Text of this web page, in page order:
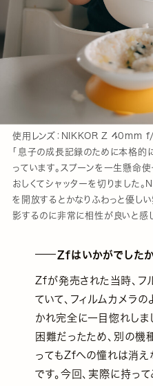
使用レンズ：NIKKOR Z 40mm f/
「息子の成長記録のために本格的
っています。スプーンを一生懸命
おしくてシャッターを切りました
を開放するとかなりふわっと優し
影するのに非常に相性が良いと感じ
Zfはいかがでした
Zfが発売された当時、フ
ていて、フィルムカメラ
かれ完全に一目惚れしま
困難だったため、別の機
ってもZfへの憧れは消え
です。今回、実際に持っ